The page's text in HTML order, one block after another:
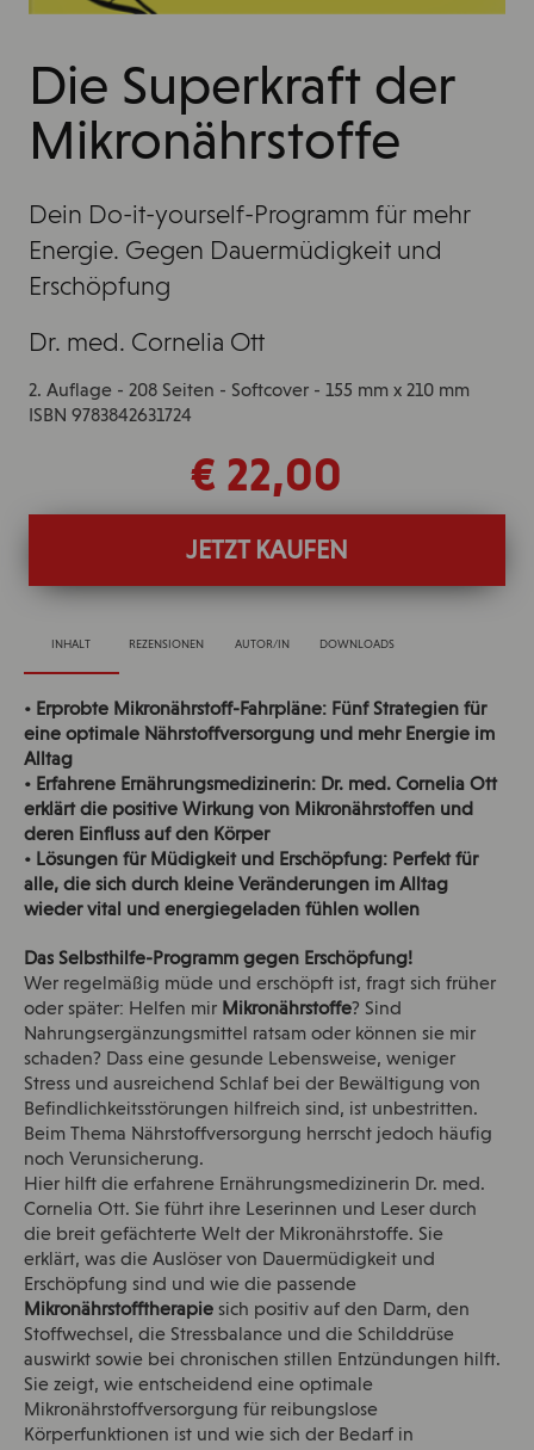
Die Superkraft der
Mikronährstoffe
Dein Do-it-yourself-Programm für mehr
Energie. Gegen Dauermüdigkeit und
Erschöpfung
Dr. med. Cornelia Ott
2. Auflage - 208 Seiten - Softcover - 155 mm x 210 mm
ISBN 9783842631724
€ 22,00
JETZT KAUFEN
INHALT REZENSIONEN AUTOR/IN DOWNLOADS
• Erprobte Mikronährstoff-Fahrpläne: Fünf Strategien für
eine optimale Nährstoffversorgung und mehr Energie im
Alltag
• Erfahrene Ernährungsmedizinerin: Dr. med. Cornelia Ott
erklärt die positive Wirkung von Mikronährstoffen und
deren Einfluss auf den Körper
• Lösungen für Müdigkeit und Erschöpfung: Perfekt für
alle, die sich durch kleine Veränderungen im Alltag
wieder vital und energiegeladen fühlen wollen
Das Selbsthilfe-Programm gegen Erschöpfung!
Wer regelmäßig müde und erschöpft ist, fragt sich früher
oder später: Helfen mir Mikronährstoffe? Sind
Nahrungsergänzungsmittel ratsam oder können sie mir
schaden? Dass eine gesunde Lebensweise, weniger
Stress und ausreichend Schlaf bei der Bewältigung von
Befindlichkeitsstörungen hilfreich sind, ist unbestritten.
Beim Thema Nährstoffversorgung herrscht jedoch häufig
noch Verunsicherung.
Hier hilft die erfahrene Ernährungsmedizinerin Dr. med.
Cornelia Ott. Sie führt ihre Leserinnen und Leser durch
die breit gefächterte Welt der Mikronährstoffe. Sie
erklärt, was die Auslöser von Dauermüdigkeit und
Erschöpfung sind und wie die passende
Mikronährstofftherapiesich positiv auf den Darm, den
Stoffwechsel, die Stressbalance und die Schilddrüse
auswirkt sowie bei chronischen stillen Entzündungen hilft.
Sie zeigt, wie entscheidend eine optimale
Mikronährstoffversorgung für reibungslose
Körperfunktionen ist und wie sich der Bedarf in